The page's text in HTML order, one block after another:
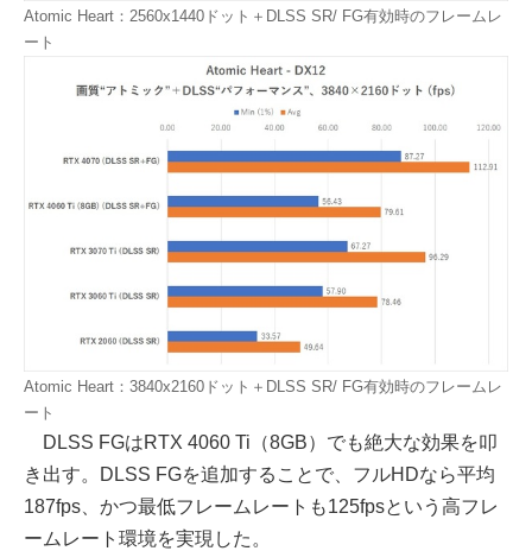
Atomic Heart：2560x1440ドット＋DLSS SR/ FG有効時のフレームレ
ート
Atomic Heart：3840x2160ドット＋DLSS SR/ FG有効時のフレームレ
ート
DLSS FGはRTX 4060 Ti（8GB）でも絶大な効果を叩
き出す。DLSS FGを追加することで、フルHDなら平均
187fps、かつ最低フレームレートも125fpsという高フレ
ームレート環境を実現した。